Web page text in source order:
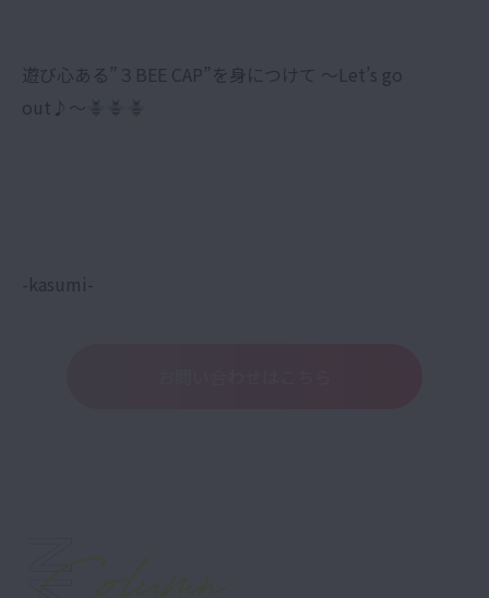
遊び心ある”３BEE CAP”を身につけて 〜Let’s go
out♪〜
-kasumi-